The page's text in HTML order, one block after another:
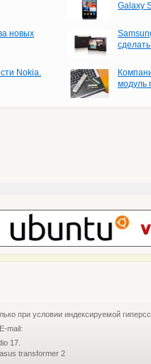
начала
Galaxy
новых
Nokia.
модуль
при условии индексируемой
mail:
17.
asus transformer 2